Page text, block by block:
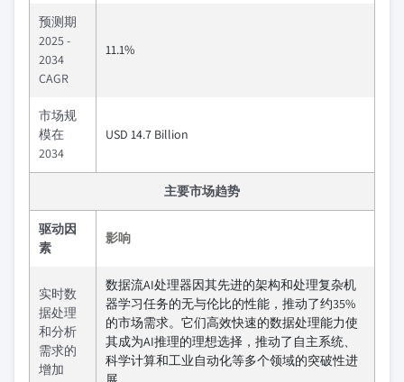
预测期
2025 -
2034
CAGR
11.1%
市场规
模在
2034
USD 14.7 Billion
主要市场趋势
驱动因
素
影响
实时数
据处理
和分析
需求的
增加
数据流AI处理器因其先进的架构和处理复杂机
器学习任务的无与伦比的性能，推动了约35%
的市场需求。它们高效快速的数据处理能力使
其成为AI推理的理想选择，推动了自主系统、
科学计算和工业自动化等多个领域的突破性进